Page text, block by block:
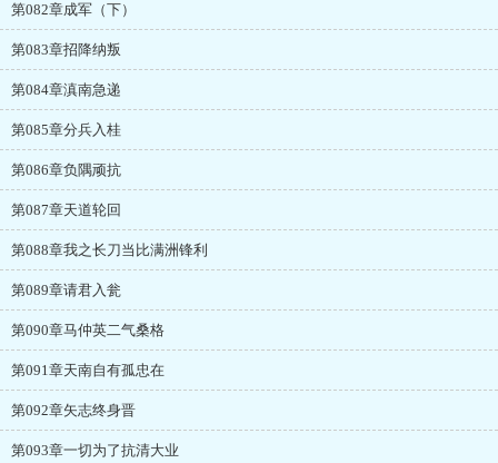
第082章成军（下）
第083章招降纳叛
第084章滇南急递
第085章分兵入桂
第086章负隅顽抗
第087章天道轮回
第088章我之长刀当比满洲锋利
第089章请君入瓮
第090章马仲英二气桑格
第091章天南自有孤忠在
第092章矢志终身晋
第093章一切为了抗清大业